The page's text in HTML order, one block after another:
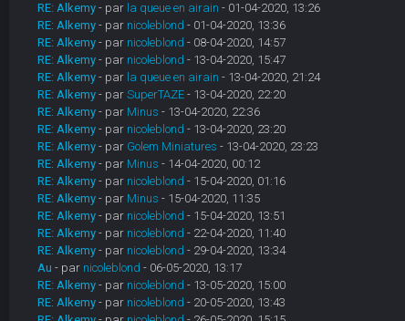
RE: Alkemy - par la queue en airain - 01-04-2020, 13:26
RE: Alkemy - par nicoleblond - 01-04-2020, 13:36
RE: Alkemy - par nicoleblond - 08-04-2020, 14:57
RE: Alkemy - par nicoleblond - 13-04-2020, 15:47
RE: Alkemy - par la queue en airain - 13-04-2020, 21:24
RE: Alkemy - par SuperTAZE- 13-04-2020, 22:20
RE: Alkemy - par Minus - 13-04-2020, 22:36
RE: Alkemy - par nicoleblond - 13-04-2020, 23:20
RE: Alkemy - par Golem Miniatures - 13-04-2020, 23:23
RE: Alkemy - par Minus - 14-04-2020, 00:12
RE: Alkemy - par nicoleblond - 15-04-2020, 01:16
RE: Alkemy - par Minus - 15-04-2020, 11:35
RE: Alkemy - par nicoleblond - 15-04-2020, 13:51
RE: Alkemy - par nicoleblond - 22-04-2020, 11:40
RE: Alkemy - par nicoleblond - 29-04-2020, 13:34
Au - par nicoleblond - 06-05-2020, 13:17
RE: Alkemy - par nicoleblond - 13-05-2020, 15:00
RE: Alkemy - par nicoleblond - 20-05-2020, 13:43